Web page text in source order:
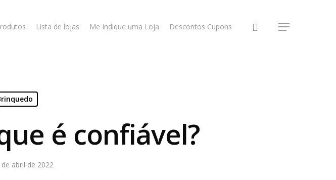
Lista de lojas Me Indique uma Loja Descontos Cupons
é confiável?
de abril de 2022